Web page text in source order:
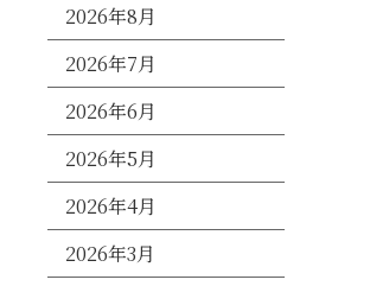
2026年8月
2026年7月
2026年6月
2026年5月
2026年4月
2026年3月